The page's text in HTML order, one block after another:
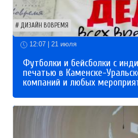
ДИЗАЙН ВОВРЕМЯ
12:07 | 21 июля
Футболки и бейсболки с
печатью в Каменске-
компаний и любых